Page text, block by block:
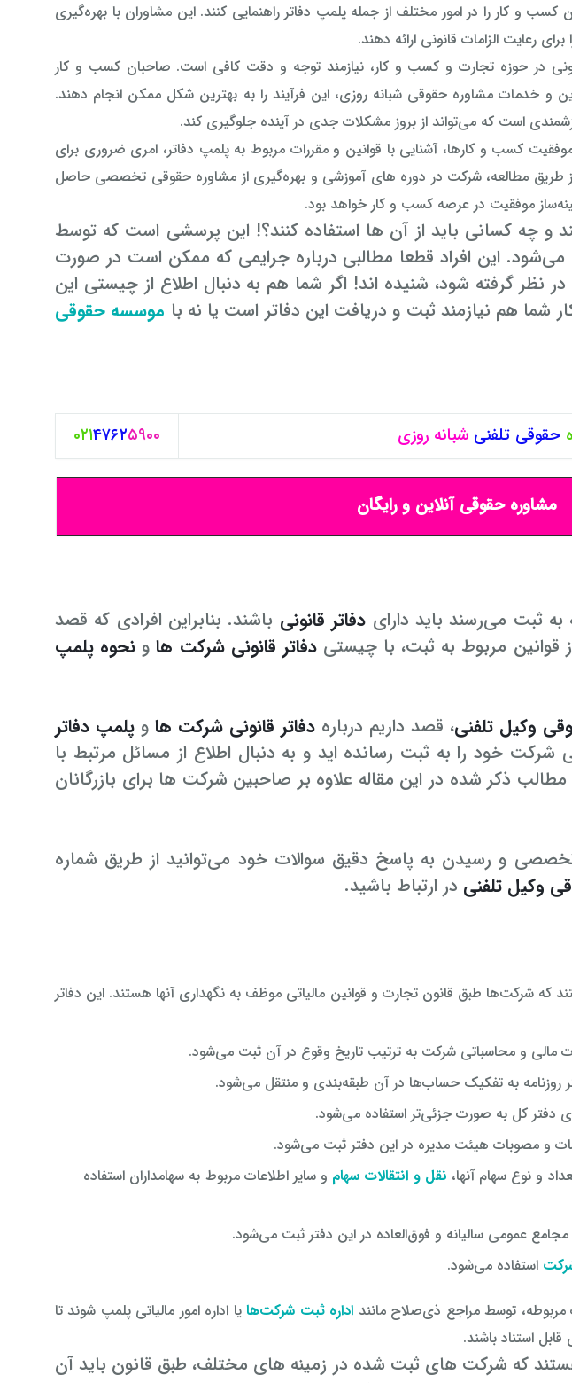
کسب و کار را در امور مختلف از جمله پلمپ دفاتر راهنمایی کنند. این مشاوران با بهره‌گیری
رعایت الزامات قانونی ارائه دهند.
در حوزه تجارت و کسب و کار، نیازمند توجه و دقت کافی است. صاحبان کسب و کار
و خدمات مشاوره حقوقی شبانه روزی، این فرآیند را به بهترین شکل ممکن انجام دهند.
است که می‌تواند از بروز مشکلات جدی در آینده جلوگیری کند.
کسب و کارها، آشنایی با قوانین و مقررات مربوط به پلمپ دفاتر، امری ضروری برای
طریق مطالعه، شرکت در دوره های آموزشی و بهره‌گیری از مشاوره حقوقی تخصصی حاصل
موفقیت در عرصه کسب و کار خواهد بود.
و چه کسانی باید از آن ها استفاده کنند؟! این پرسشی است که توسط
این افراد قطعا مطالبی درباره جرایمی که ممکن است در صورت
نظر گرفته شود، شنیده اند! اگر شما هم به دنبال اطلاع از چیستی این
شما هم نیازمند ثبت و دریافت این دفاتر است یا نه با موسسه حقوقی
حقوقیتلفنی شبانه روزی ۰۲۱۴۷۶۲۵۹۰۰
مشاوره حقوقی آنلاین و رایگان
ثبت می‌رسند باید دارای دفاتر قانونی باشند. بنابراین افرادی که قصد
قوانین مربوط به ثبت، با چیستیدفاتر قانونی شرکت هاو نحوه پلمپ
وکیل تلفنی، قصد داریم درباره دفاتر قانونی شرکت هاو پلمپ دفاتر
خود را به ثبت رسانده اید و به دنبال اطلاع از مسائل مرتبط با
مطالب ذکر شده در این مقاله علاوه بر صاحبین شرکت ها برای بازرگانان
و رسیدن به پاسخ دقیق سوالات خود می‌توانید از طریق شماره
وکیل تلفنی در ارتباط باشید.
که شرکت‌ها طبق قانون تجارت و قوانین مالیاتی موظف به نگهداری آنها هستند. این دفاتر
مالی و محاسباتی شرکت به ترتیب تاریخ وقوع در آن ثبت می‌شود.
روزنامه به تفکیک حساب‌ها در آن طبقه‌بندی و منتقل می‌شود.
دفتر کل به صورت جزئی‌تر استفاده می‌شود.
و مصوبات هیئت مدیره در این دفتر ثبت می‌شود.
و نوع سهام آنها، نقل و انتقالات سهام و سایر اطلاعات مربوط به سهامداران استفاده
عمومی سالیانه و فوق‌العاده در این دفتر ثبت می‌شود.
استفاده می‌شود.
مربوطه، توسط مراجع ذی‌صلاح مانند اداره ثبت شرکت‌هایا اداره امور مالیاتی پلمپ شوند تا
استناد باشند.
که شرکت های ثبت شده در زمینه های مختلف، طبق قانون باید آن